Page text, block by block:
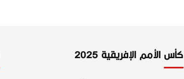
كأس الأمم الإفريقية 2025